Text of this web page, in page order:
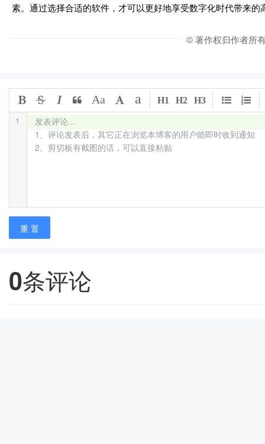
素。通过选择合适的软件，才可以更好地享受数字化时代带来的
© 著作权归作者所
发表评论...
1、评论发表后，其它正在浏览本博客的用户能即时收到通知
2、剪切板有截图的话，可以直接粘贴
1
Aa a H1 H2 H3
重 置
0条评论